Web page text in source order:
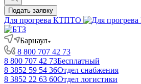
Подать заявку
Для прогрева КТПТО
Барнаул
8 800 707 42 73
8 800 707 42 73Бесплатный
8 3852 59 54 36Отдел снабжения
8 3852 22 63 60Отдел логистики